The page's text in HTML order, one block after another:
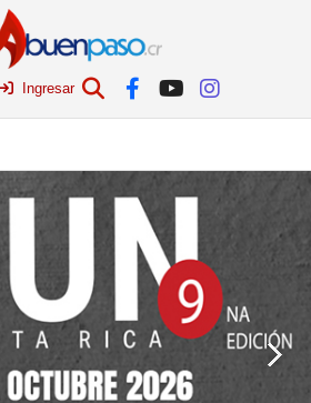
Ingresar